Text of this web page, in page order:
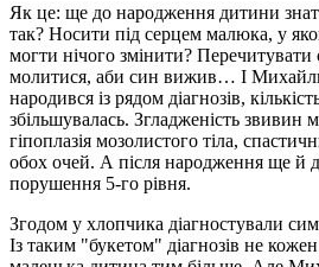
Як це: ще до народження дитини
так? Носити під серцем малюка, у
могти нічого змінити? Перечитувати
молитися, аби син вижив… І
народився із рядом діагнозів,
збільшувалась. Згладженість звивин
гіпоплазія мозолистого тіла,
обох очей. А після народження ще й
порушення 5-го рівня.
Згодом у хлопчика діагностували
Із таким "букетом" діагнозів не